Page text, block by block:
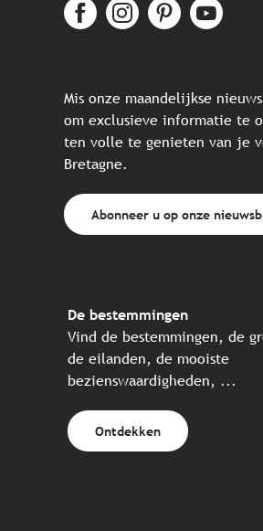
Mis onze maandelijkse
om exclusieve informatie te
ten volle te genieten van je
Bretagne.
Abonneer u op onze
De bestemmingen
Vind de bestemmingen, de
de eilanden, de mooiste
bezienswaardigheden, ...
Ontdekken